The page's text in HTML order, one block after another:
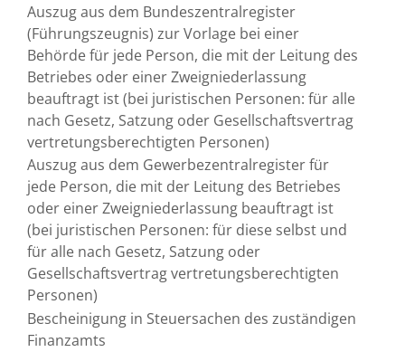
Auszug aus dem Bundeszentralregister
(Führungszeugnis) zur Vorlage bei einer
Behörde für jede Person, die mit der Leitung des
Betriebes oder einer Zweigniederlassung
beauftragt ist (bei juristischen Personen: für alle
nach Gesetz, Satzung oder Gesellschaftsvertrag
vertretungsberechtigten Personen)
Auszug aus dem Gewerbezentralregister für
jede Person, die mit der Leitung des Betriebes
oder einer Zweigniederlassung beauftragt ist
(bei juristischen Personen: für diese selbst und
für alle nach Gesetz, Satzung oder
Gesellschaftsvertrag vertretungsberechtigten
Personen)
Bescheinigung in Steuersachen des zuständigen
Finanzamts